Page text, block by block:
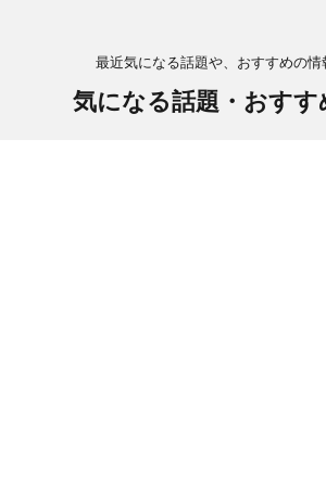
最近気になる話題や、おすすめの情
気になる話題・おすす